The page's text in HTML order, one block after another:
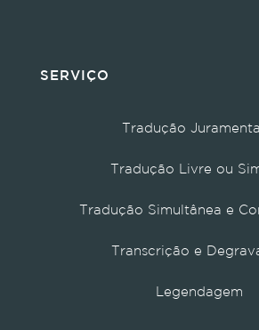
SERVIÇO
Tradução
Tradução Livre ou
Tradução Simultânea e
Transcrição e
Legendagem